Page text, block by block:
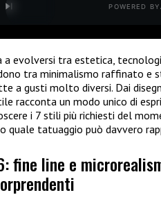
POWERED BY
a evolversi tra estetica,
tra minimalismo raffinato e
a gusti molto diversi. Dai
racconta un modo unico di
i 7 stili più richiesti del
tatuaggio può davvero
fine line e